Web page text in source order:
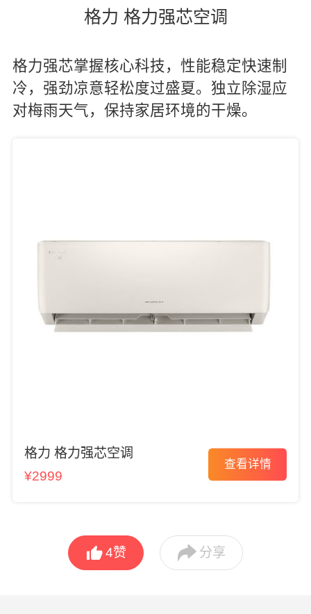
格力 格力强芯空调
格力强芯掌握核心科技，性能稳定快速制
冷，强劲凉意轻松度过盛夏。独立除湿应
对梅雨天气，保持家居环境的干燥。
格力 格力强芯空调
¥2999
查看详情
4赞  分享